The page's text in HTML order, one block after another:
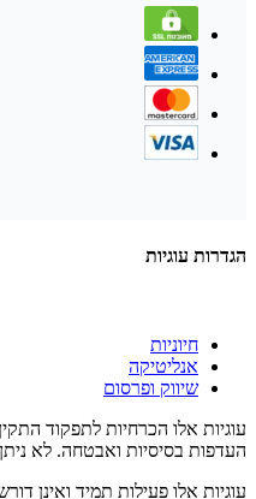
הגדרות עוגיות
חיוניות
אנליטיקה
שיווק ופרסום
עוגיות אלו הכרחיות לתפקוד
העדפות בסיסיות ואבטחה. לא
עוגיות אלו פעילות תמיד ואינן